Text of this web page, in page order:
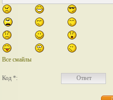
Все смайлы
Код *: